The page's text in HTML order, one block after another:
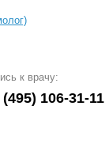
к врачу:
106-31-11